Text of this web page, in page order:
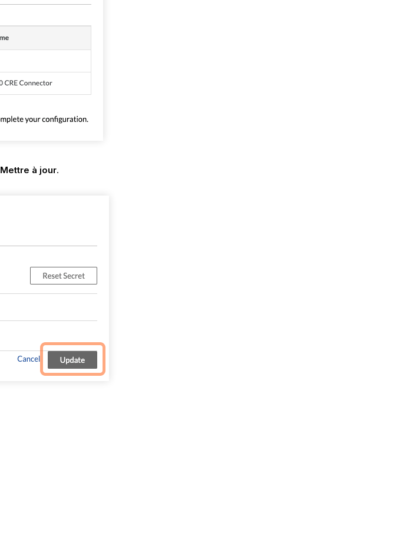
Mettre à jour.